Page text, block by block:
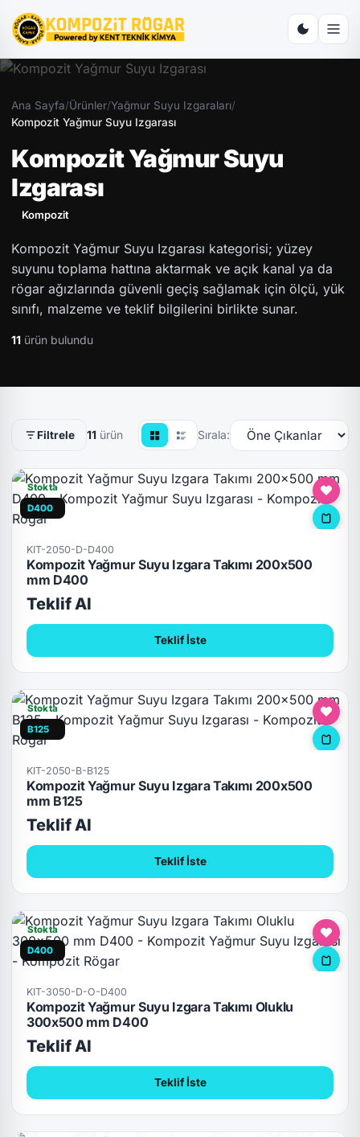
Ana Sayfa/Ürünler/Yağmur Suyu Izgaraları/
Kompozit Yağmur Suyu Izgarası
Kompozit Yağmur Suyu
Izgarası
Kompozit
Kompozit Yağmur Suyu Izgarası kategorisi; yüzey
suyunu toplama hattına aktarmak ve açık kanal ya da
rögar ağızlarında güvenli geçiş sağlamak için ölçü, yük
sınıfı, malzeme ve teklif bilgilerini birlikte sunar.
11 ürün bulundu
Filtrele 11 ürün Sırala:
Stokta
D400
KIT-2050-D-D400
Kompozit Yağmur Suyu Izgara Takımı 200x500
mm D400
Teklif Al
Teklif İste
Stokta
B125
KIT-2050-B-B125
Kompozit Yağmur Suyu Izgara Takımı 200x500
mm B125
Teklif Al
Teklif İste
Stokta
D400
KIT-3050-D-O-D400
Kompozit Yağmur Suyu Izgara Takımı Oluklu
300x500 mm D400
Teklif Al
Teklif İste